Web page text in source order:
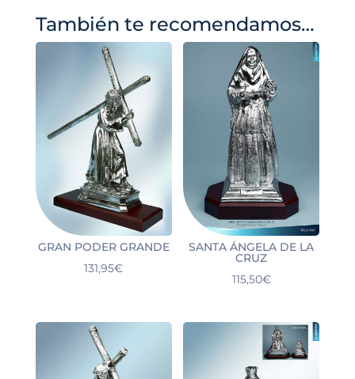
También te recomendamos…
GRAN PODER GRANDE
131,95€
SANTA ÁNGELA DE LA
CRUZ
115,50€